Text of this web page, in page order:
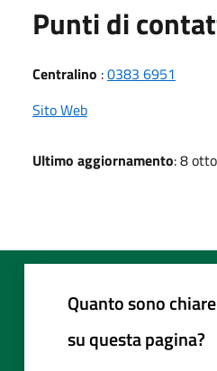
Punti di
Centralino :0383 6951
Sito Web
Ultimo aggiornamento: 8
Quanto sono
su questa pagina?